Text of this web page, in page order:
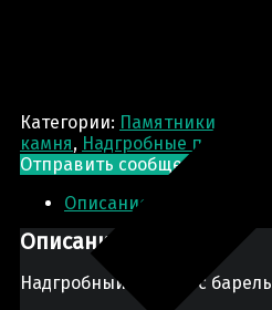
Категории: Памятники
камня, Надгробные
Отправить сообщение
Описание
Описание
Надгробный камень с